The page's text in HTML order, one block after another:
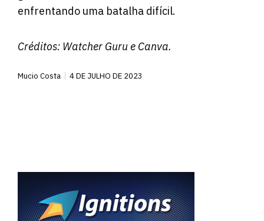
enfrentando uma batalha difícil.
Créditos: Watcher Gurue Canva.
Mucio Costa 4 DE JULHO DE 2023